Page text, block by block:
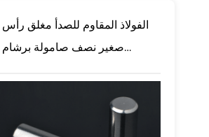
الفولاذ المقاوم للصدأ مغلق رأس
صغير نصف صامولة برشام